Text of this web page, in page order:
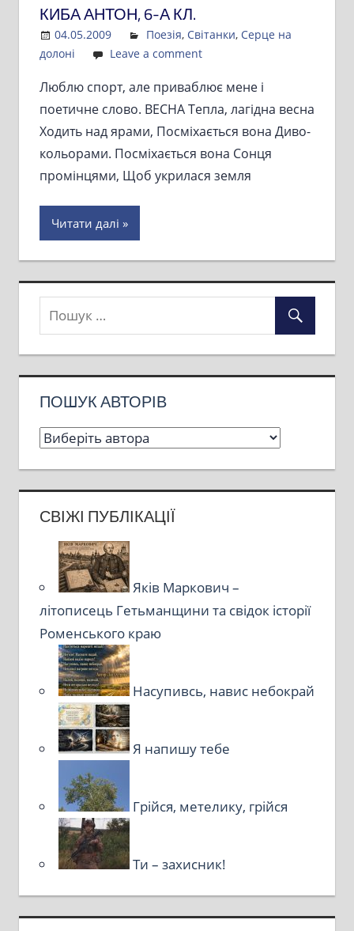
КИБА АНТОН, 6-А КЛ.
04.05.2009 Admin
Поезія, Світанки, Серце на
долоні
Leave a comment
Люблю спорт, але приваблює мене і
поетичне слово. ВЕСНА Тепла, лагідна весна
Ходить над ярами, Посміхається вона Диво-
кольорами. Посміхається вона Сонця
промінцями, Щоб укрилася земля
Читати далі
ПОШУК АВТОРІВ
СВІЖІ ПУБЛІКАЦІЇ
Яків Маркович –
літописець Гетьманщини та свідок історії
Роменського краю
Насупивсь, навис небокрай
Я напишу тебе
Грійся, метелику, грійся
Ти – захисник!